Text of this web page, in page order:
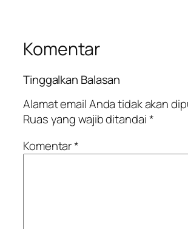
Komentar
Tinggalkan Balasan
Alamat email Anda tidak akan
Ruas yang wajib ditandai*
Komentar*